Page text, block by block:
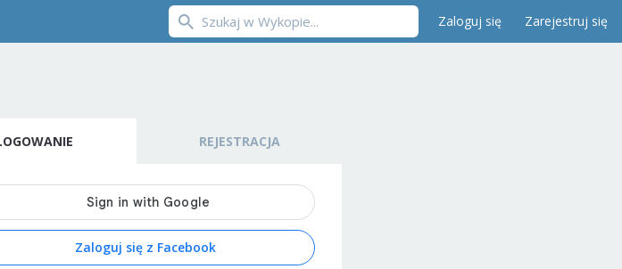
Zaloguj się Zarejestruj się
REJESTRACJA
Zaloguj się z Facebook